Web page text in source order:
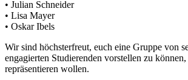
• Julian Schneider
• Lisa Mayer
• Oskar Ibels
Wir sind höchsterfreut, euch eine Gruppe von
engagierten Studierenden vorstellen zu
repräsentieren wollen.